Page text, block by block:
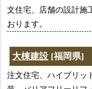
文住宅、店舗の設計施
おります。
大棟建設 [福岡県]
注文住宅、ハイブリッ